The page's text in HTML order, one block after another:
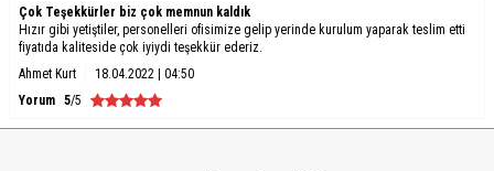
Çok Teşekkürler biz çok memnun kaldık
Hızır gibi yetiştiler, personelleri ofisimize gelip yerinde kurulum yaparak teslim etti
fiyatıda kaliteside çok iyiydi teşekkür ederiz.
Ahmet Kurt
18.04.2022 | 04:50
Yorum 5/5